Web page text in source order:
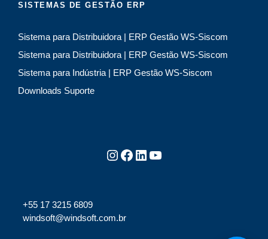
SISTEMAS DE GESTÃO ERP
Sistema para Distribuidora | ERP Gestão WS-Siscom
Sistema para Distribuidora | ERP Gestão WS-Siscom
Sistema para Indústria | ERP Gestão WS-Siscom
Downloads Suporte
Instagram Facebook LinkedIn Youtube
+55 17 3215 6809
windsoft@windsoft.com.br